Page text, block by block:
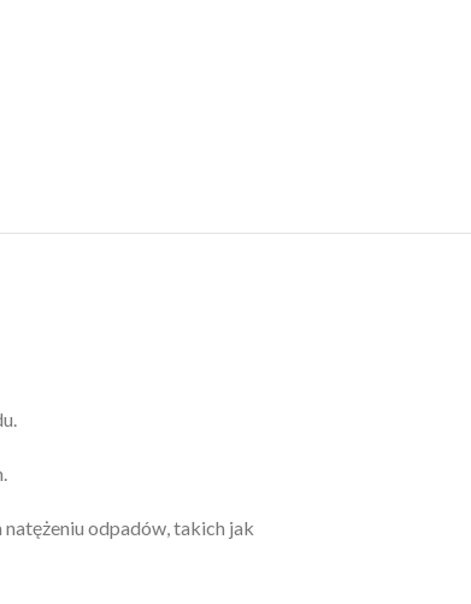
natężeniu odpadów, takich jak